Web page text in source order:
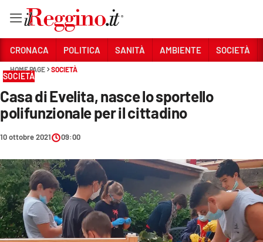
Sezioni
CRONACA
AMBIENTE
SOCIETÀ
CULTURA
CRONACA POLITICA SANITÀ AMBIENTE SOCIETÀ
HOME PAGE SOCIETÀ
SOCIETÀ
Casa di Evelita, nasce lo sportello
polifunzionale per il cittadino
10 ottobre 2021 09:00